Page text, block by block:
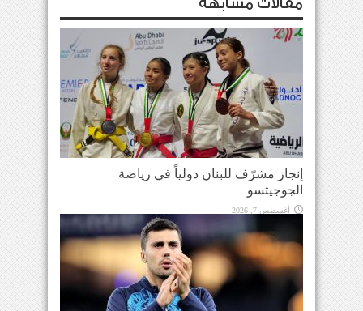
مقالات مشابهة
إنجاز مشرّف للبنان دولياً في رياضة
الجوجيتسو
أغسطس 7, 2026